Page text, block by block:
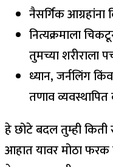
नैसर्गिक आग्रहांना
नित्यक्रमाला
तुमच्या शरीराला
ध्यान, जर्नलिंग
तणाव व्यवस्थापित
हे छोटे बदल तुम्ही
आहात यावर मोठा